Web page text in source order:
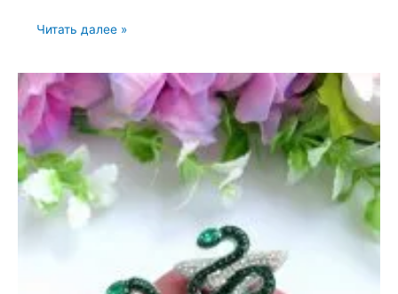
Набор
броши
—
20
июня
2023
Читать далее »